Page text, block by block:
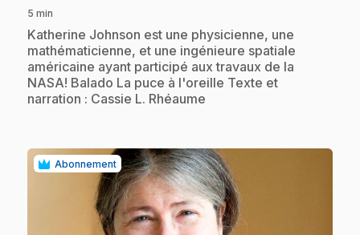
5 min
.Katherine Johnson est une physicienne, une
mathématicienne, et une ingénieure spatiale
américaine ayant participé aux travaux de la
NASA! Balado La puce à l'oreille Texte et
narration : Cassie L. Rhéaume
Abonnement